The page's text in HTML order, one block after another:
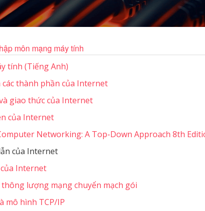
môn mạng máy tính
tính (Tiếng Anh)
thành phần của Internet
giao thức của Internet
của Internet
Networking: A Top-Down Approach 8th
của Internet
Internet
lượng mạng chuyển mạch gói
mô hình TCP/IP